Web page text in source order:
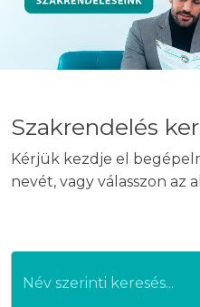
Szakrendelés
Kérjük kezdje el
nevét, vagy válasszon az